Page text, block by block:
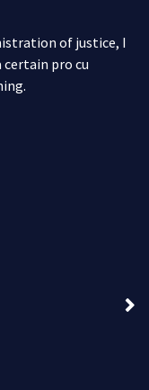
of justice, I
certain pro cu